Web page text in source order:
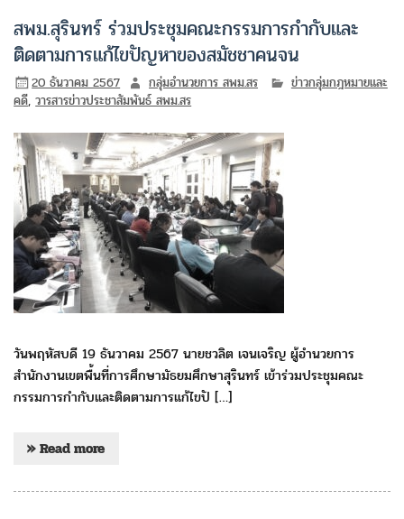
สพม.สุรินทร์ ร่วมประชุมคณะกรรมการกำกับและ
ติดตามการแก้ไขปัญหาของสมัชชาคนจน
20 ธันวาคม 2567 กลุ่มอำนวยการ สพม.สร
ข่าวกลุ่มกฎหมายและ
คดี,วารสารข่าวประชาสัมพันธ์ สพม.สร
วันพฤหัสบดี 19 ธันวาคม 2567 นายชวลิต เจนเจริญ ผู้อำนวยการ
สำนักงานเขตพื้นที่การศึกษามัธยมศึกษาสุรินทร์ เข้าร่วมประชุมคณะ
กรรมการกำกับและติดตามการแก้ไขปั […]
» Read more